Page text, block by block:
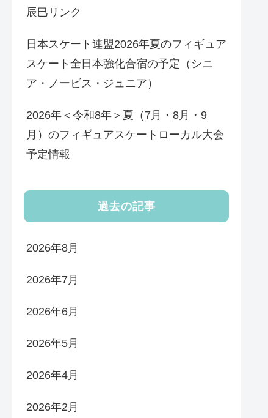
辰巳リンク
日本スケート連盟2026年夏のフィギュア
スケート全日本強化合宿の予定（シニ
ア・ノービス・ジュニア）
2026年＜令和8年＞夏（7月・8月・9
月）のフィギュアスケートローカル大会
予定情報
過去の記事
2026年8月
2026年7月
2026年6月
2026年5月
2026年4月
2026年2月